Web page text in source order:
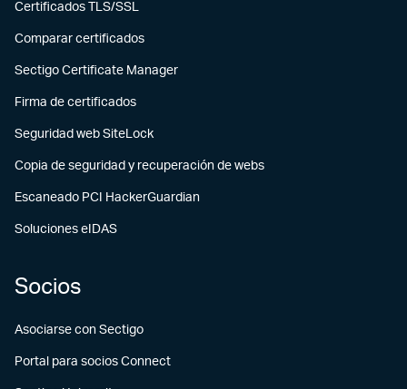
Certificados TLS/SSL
Comparar certificados
Sectigo Certificate Manager
Firma de certificados
Seguridad web SiteLock
Copia de seguridad y recuperación de webs
Escaneado PCI HackerGuardian
Soluciones eIDAS
Socios
Asociarse con Sectigo
Portal para socios Connect